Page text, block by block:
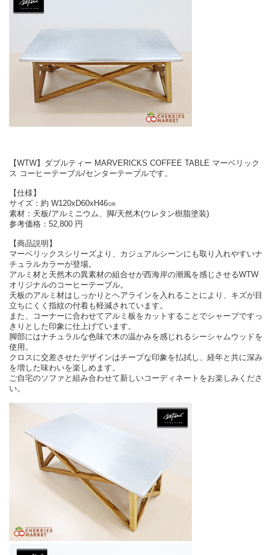
【WTW】ダブルティー MARVERICKS COFFEE TABLE マーベリック
ス コーヒーテーブル/センターテーブルです。
【仕様】
サイズ：約 W120xD60xH46㎝
素材：天板/アルミニウム、脚/天然木(ウレタン樹脂塗装)
参考価格：52,800 円
【商品説明】
マーベリックスシリーズより、カジュアルシーンにも取り入れやすいナ
チュラルカラーが登場。
アルミ材と天然木の異素材の組合せが西海岸の潮風を感じさせるWTW
オリジナルのコーヒーテーブル。
天板のアルミ材はしっかりとヘアラインを入れることにより、キズが目
立ちにくく指紋の付着も軽減されています。
また、コーナーに合わせてアルミ板をカットすることでシャープですっ
きりとした印象に仕上げています。
脚部にはナチュラルな色味で木の温かみを感じれるシーシャムウッドを
使用。
クロスに交差させたデザインはチープな印象を払拭し、経年と共に深み
を増した味わいを楽しめます。
ご自宅のソファと組み合わせて新しいコーディネートをお楽しみくださ
い。